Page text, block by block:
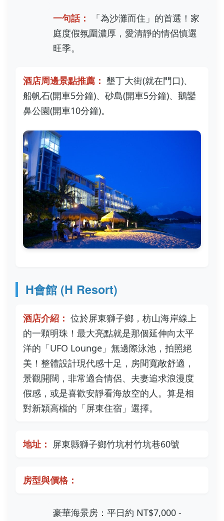
一句話：
「為沙灘而住」的首選！家
庭度假氛圍濃厚，愛清靜的情侶慎選
旺季。
酒店周邊景點推薦： 墾丁大街(就在門口)、
船帆石(開車5分鐘)、砂島(開車5分鐘)、鵝鑾
鼻公園(開車10分鐘)。
H會館 (H Resort)
酒店介紹： 位於屏東獅子鄉，枋山海岸線上
的一顆明珠！最大亮點就是那個延伸向太平
洋的「UFO Lounge」無邊際泳池，拍照絕
美！整體設計現代感十足，房間寬敞舒適，
景觀開闊，非常適合情侶、夫妻追求浪漫度
假感，或是喜歡安靜看海放空的人。算是相
對新穎高檔的「屏東住宿」選擇。
地址： 屏東縣獅子鄉竹坑村竹坑巷60號
房型與價格：
豪華海景房：平日約 NT$7,000 -